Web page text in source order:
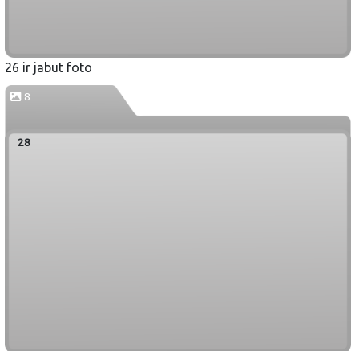
26 ir jabut foto
8
28